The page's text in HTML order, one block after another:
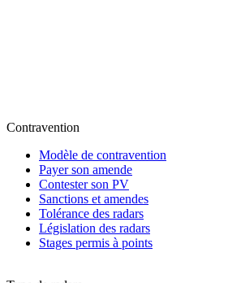
Contravention
Modèle de contravention
Payer son amende
Contester son PV
Sanctions et amendes
Tolérance des radars
Législation des radars
Stages permis à points